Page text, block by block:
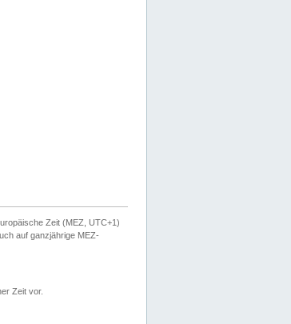
Zeit (MEZ, UTC+1)
auf ganzjährige MEZ-
Zeit vor.